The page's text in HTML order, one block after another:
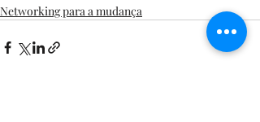
Networking para a mudança